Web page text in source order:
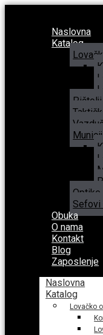
Naslovna
Katalog
Sefovi
Obuka
O nama
Kontakt
Blog
Zaposlenje
Naslovna
Katalog
Lovačko